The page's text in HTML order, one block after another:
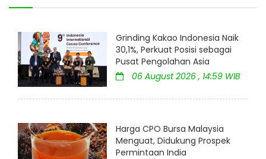
Grinding Kakao Indonesia Naik
30,1%, Perkuat Posisi sebagai
Pusat Pengolahan Asia
06 August 2026 , 14:59 WIB
Harga CPO Bursa Malaysia
Menguat, Didukung Prospek
Permintaan India